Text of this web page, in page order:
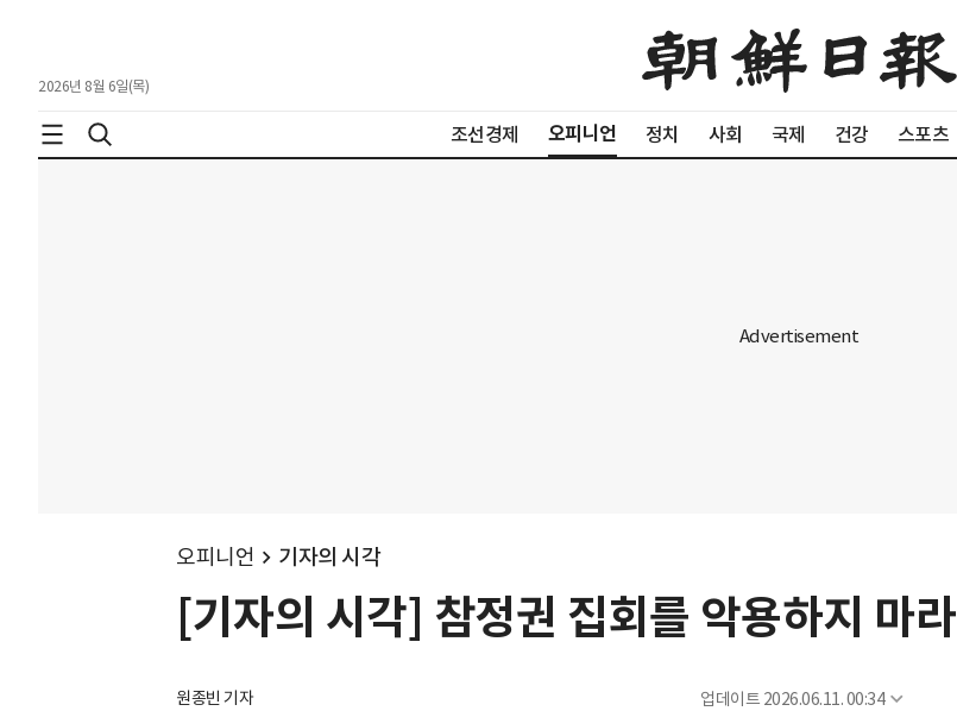
2026년 8월 6일(목)
조선경제 오피니언 정치 사회 국제 건강 스포츠
오피니언 기자의 시각
[기자의 시각] 참정권 집회를 악용하지 마라
원종빈 기자 업데이트 2026.06.11. 00:34